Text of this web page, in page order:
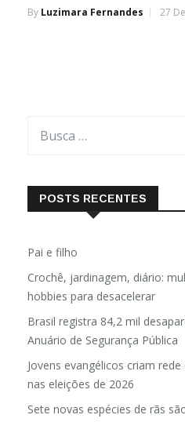
By Luzimara Fernandes 27
POSTS RECENTES
Pai e filho
Crochê, jardinagem, diário:
hobbies para desacelerar
Brasil registra 84,2 mil
Anuário de Segurança Pública
Jovens evangélicos criam
nas eleições de 2026
Sete novas espécies de rãs